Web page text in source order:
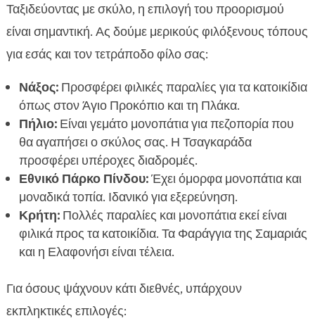
Ταξιδεύοντας με σκύλο, η επιλογή του προορισμού
είναι σημαντική. Ας δούμε μερικούς φιλόξενους τόπους
για εσάς και τον τετράποδο φίλο σας:
Νάξος:Προσφέρει φιλικές παραλίες για τα κατοικίδια
όπως στον Άγιο Προκόπιο και τη Πλάκα.
Πήλιο:Είναι γεμάτο μονοπάτια για πεζοπορία που
θα αγαπήσει ο σκύλος σας. Η Τσαγκαράδα
προσφέρει υπέροχες διαδρομές.
Εθνικό Πάρκο Πίνδου:Έχει όμορφα μονοπάτια και
μοναδικά τοπία. Ιδανικό για εξερεύνηση.
Κρήτη:Πολλές παραλίες και μονοπάτια εκεί είναι
φιλικά προς τα κατοικίδια. Τα Φαράγγια της Σαμαριάς
και η Ελαφονήσι είναι τέλεια.
Για όσους ψάχνουν κάτι διεθνές, υπάρχουν
εκπληκτικές επιλογές: